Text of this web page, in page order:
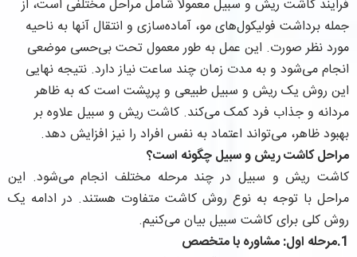
فرایند کاشت ریش و سبیل معمولاً شامل مراحل مختلفی است، از
جمله برداشت فولیکول‌های مو، آماده‌سازی و انتقال آنها به ناحیه
مورد نظر صورت. این عمل به طور معمول تحت بی‌حسی موضعی
انجام می‌شود و به مدت زمان چند ساعت نیاز دارد. نتیجه نهایی
این روش یک ریش و سبیل طبیعی و پرپشت است که به ظاهر
مردانه و جذاب فرد کمک می‌کند. کاشت ریش و سبیل علاوه بر
بهبود ظاهر، می‌تواند اعتماد به نفس افراد را نیز افزایش دهد.
مراحل کاشت ریش و سبیل چگونه است؟
کاشت ریش و سبیل در چند مرحله مختلف انجام می‌شود. این
مراحل با توجه به نوع روش کاشت متفاوت هستند. در ادامه یک
روش کلی برای کاشت سبیل بیان می‌کنیم.
1.مرحله اول: مشاوره با متخصص